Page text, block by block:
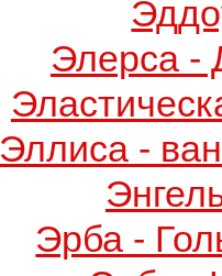
Элерса -
Эллиса -
Эрба -